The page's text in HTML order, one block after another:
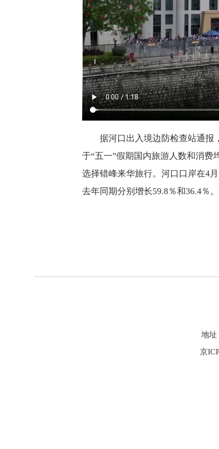
据河口出入境边防检查站通报
于“五一”假期国内旅游人数和消费
选择错峰来华旅行。河口口岸在4
去年同期分别增长59.8％和36.4％。
地址
京